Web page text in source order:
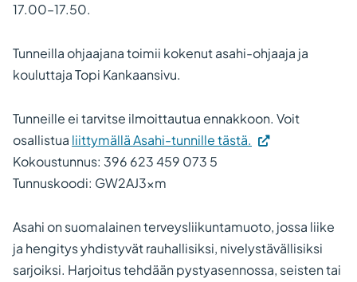
17.00–17.50.
Tunneilla ohjaajana toimii kokenut asahi-ohjaaja ja
kouluttaja Topi Kankaansivu.
Tunneille ei tarvitse ilmoittautua ennakkoon. Voit
osallistua liittymällä Asahi-tunnille tästä. (Vieraile
avautuu
uuteen
välilehteen.)
Kokoustunnus: 396 623 459 073 5
Tunnuskoodi: GW2AJ3xm
Asahi on suomalainen terveysliikuntamuoto, jossa liike
ja hengitys yhdistyvät rauhallisiksi, nivelystävällisiksi
sarjoiksi. Harjoitus tehdään pystyasennossa, seisten tai